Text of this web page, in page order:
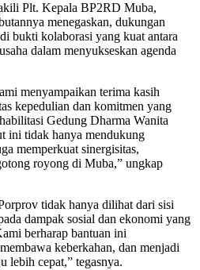
Plt. Kepala BP2RD Muba,
menegaskan, dukungan
bukti kolaborasi yang kuat antara
dalam menyukseskan agenda
menyampaikan terima kasih
kepedulian dan komitmen yang
Gedung Dharma Wanita
ini tidak hanya mendukung
memperkuat sinergisitas,
royong di Muba,” ungkap
tidak hanya dilihat dari sisi
dampak sosial dan ekonomi yang
berharap bantuan ini
keberkahan, dan menjadi
lebih cepat,” tegasnya.